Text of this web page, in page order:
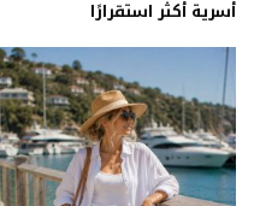
أسرية أكثر استقرارًا